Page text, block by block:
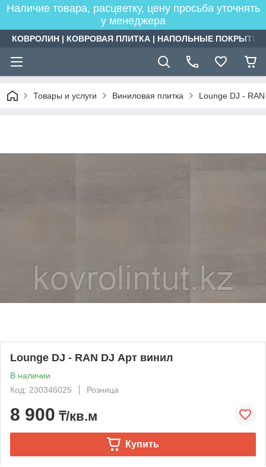
Наличие товара, расцветку, цену просьба уточнять
у менеджера
КОВРОЛИН | КОВРОВАЯ ПЛИТКА | НАПОЛЬНЫЕ
Товары и услуги Виниловая плитка Lounge DJ -
Lounge DJ - RAN DJ Арт винил
В наличии
Код: 230346025
Розница
8 900 ₸/кв.м
Купить